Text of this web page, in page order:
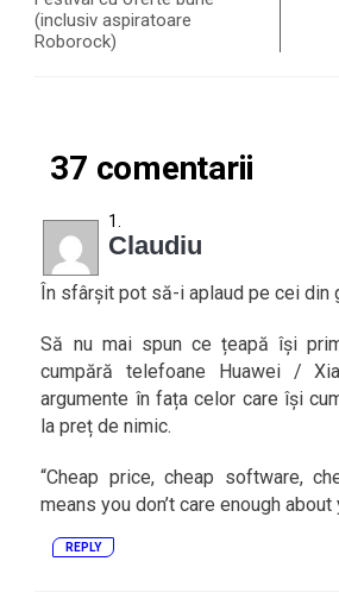
(inclusiv aspiratoare
Roborock)
37 comentarii
Claudiu
În sfârșit pot să-i aplaud pe cei din
Să nu mai spun ce țeapă își
cumpără telefoane Huawei /
argumente în fața celor care își
la preț de nimic.
“Cheap price, cheap software,
means you don’t care enough about
REPLY